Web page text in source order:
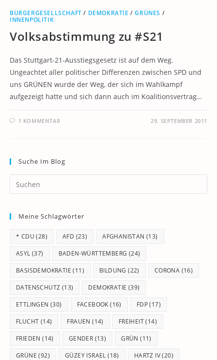
BÜRGERGESELLSCHAFT / DEMOKRATIE /GRÜNES /
INNENPOLITIK
Volksabstimmung zu #S21
Das Stuttgart-21-Ausstiegsgesetz ist auf dem Weg.
Ungeachtet aller politischer Differenzen zwischen SPD und
uns GRÜNEN wurde der Weg, der sich im Wahlkampf
aufgezeigt hatte und sich dann auch im Koalitionsvertrag…
1 KOMMENTAR 29. SEPTEMBER 2011
Suche Im Blog
Meine Schlagwörter
* CDU (28) AFD (23) AFGHANISTAN (13)
ASYL (37) BADEN-WÜRTTEMBERG (24)
BASISDEMOKRATIE (11) BILDUNG (22) CORONA (16)
DATENSCHUTZ (13) DEMOKRATIE (39)
ETTLINGEN (30) FACEBOOK (16) FDP(17)
FLUCHT (14) FRAUEN (14) FREIHEIT(14)
FRIEDEN (14) GENDER (13) GRÜN (11)
GRÜNE (92) GÜZEY ISRAEL (18) HARTZ IV(20)